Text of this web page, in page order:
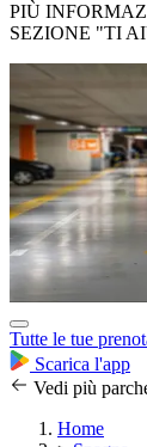
PIÙ
SEZIONE "TI
Tutte le tue
Scarica l'app
Vedi più
Home